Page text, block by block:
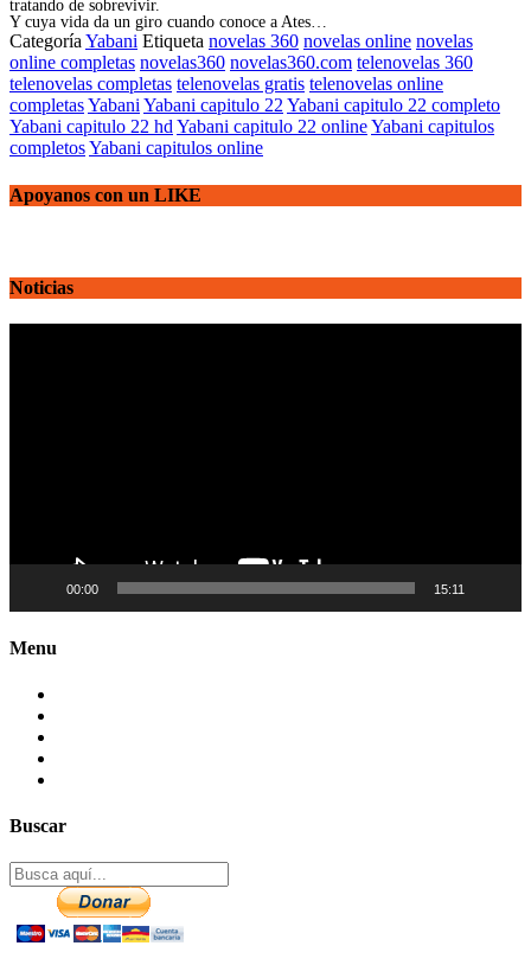
tratando de sobrevivir.
Y cuya vida da un giro cuando conoce a Ates…
Categoría Yabani Etiqueta novelas 360 novelas online novelas
online completas novelas360 novelas360.com telenovelas 360
telenovelas completas telenovelas gratis telenovelas online
completasYabani Yabani capitulo 22 Yabani capitulo 22 completo
Yabani capitulo 22 hd Yabani capitulo 22 onlineYabani capitulos
completosYabani capitulos online
Apoyanos con un LIKE
Noticias
00:00 15:11
Menu
Buscar